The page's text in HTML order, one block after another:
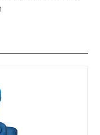
d'aluminium